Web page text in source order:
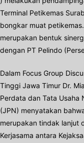
Terminal Petikemas
bongkar muat
merupakan bentuk
dengan PT Pelindo
Dalam Focus Group
Tinggi Jawa Timur Dr.
Perdata dan Tata Usaha
(JPN) menyatakan
merupakan tindak lanjut
Kerjasama antara